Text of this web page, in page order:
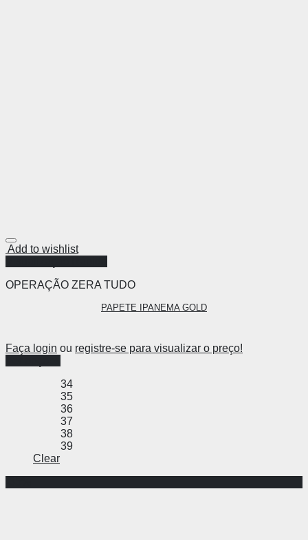
Add to wishlist
OPERAÇÃO ZERA TUDO
PAPETE IPANEMA GOLD
Faça login ou registre-se para visualizar o preço!
34
35
36
37
38
39
Clear